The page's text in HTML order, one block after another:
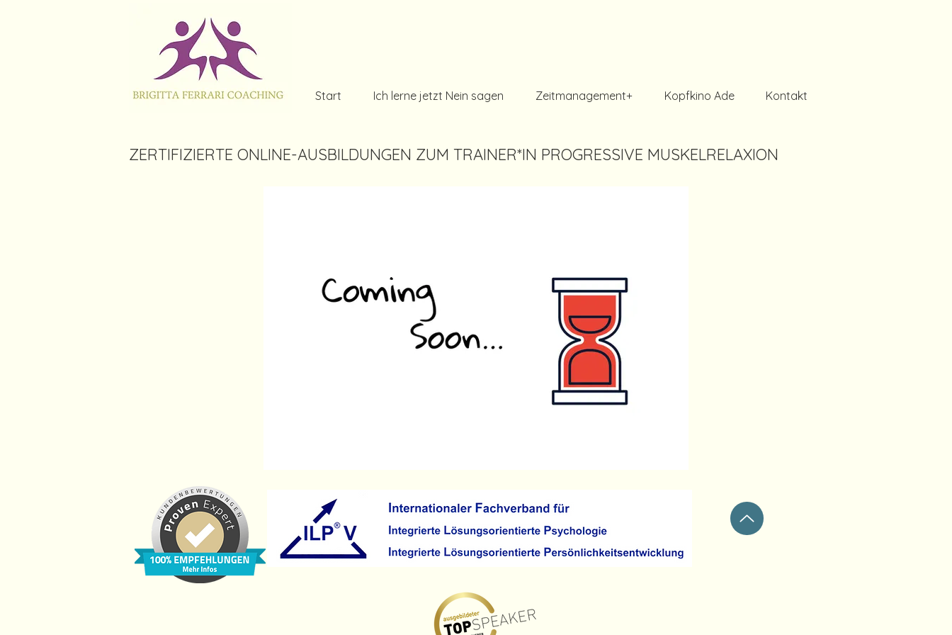
Start Ich lerne jetzt Nein sagen Zeitmanagement+ Kopfkino Ade Kontakt
ZERTIFIZIERTE ONLINE-AUSBILDUNGEN ZUM TRAINER*IN PROGRESSIVE MUSKELRELAXION